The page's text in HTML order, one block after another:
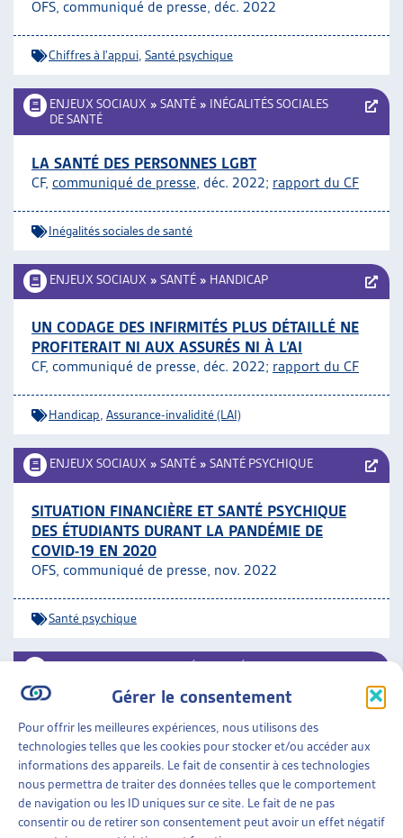
Gérer le consentement
Pour offrir les meilleures expériences, nous utilisons des
technologies telles que les cookies pour stocker et/ou accéder aux
informations des appareils. Le fait de consentir à ces technologies
nous permettra de traiter des données telles que le comportement
de navigation ou les ID uniques sur ce site. Le fait de ne pas
consentir ou de retirer son consentement peut avoir un effet négatif
OFS, communiqué de presse, déc. 2022
Chiffres à l'appui Santé psychique
ENJEUX SOCIAUX » SANTÉ » INÉGALITÉS SOCIALES
DE SANTÉ
LA SANTÉ DES PERSONNES LGBT
CF, communiqué de presse, déc. 2022; rapport du CF
Inégalités sociales de santé
ENJEUX SOCIAUX » SANTÉ » HANDICAP
UN CODAGE DES INFIRMITÉS PLUS DÉTAILLÉ NE
PROFITERAIT NI AUX ASSURÉS NI À L’AI
CF, communiqué de presse, déc. 2022; rapport du CF
Handicap Assurance-invalidité (LAI)
ENJEUX SOCIAUX » SANTÉ » SANTÉ PSYCHIQUE
SITUATION FINANCIÈRE ET SANTÉ PSYCHIQUE
DES ÉTUDIANTS DURANT LA PANDÉMIE DE
COVID-19 EN 2020
OFS, communiqué de presse, nov. 2022
Santé psychique
2020
OFS, communiqué de presse, nov. 2022
Santé psychique